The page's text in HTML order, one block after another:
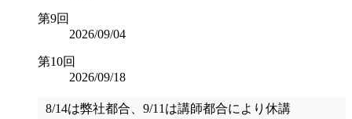
第9回
2026/09/04
第10回
2026/09/18
8/14は弊社都合、9/11は講師都合により休講